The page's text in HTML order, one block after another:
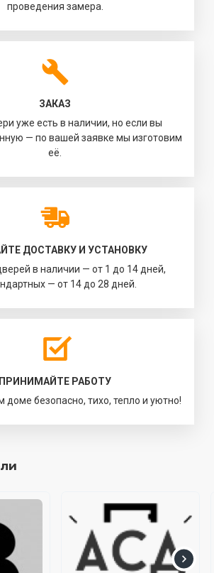
проведения замера.
ЗАКАЗ
уже есть в наличии, но если вы
— по вашей заявке мы изготовим
её.
ДОСТАВКУ И УСТАНОВКУ
в наличии — от 1 до 14 дней,
— от 14 до 28 дней.
ПРИНИМАЙТЕ РАБОТУ
доме безопасно, тихо, тепло и уютно!